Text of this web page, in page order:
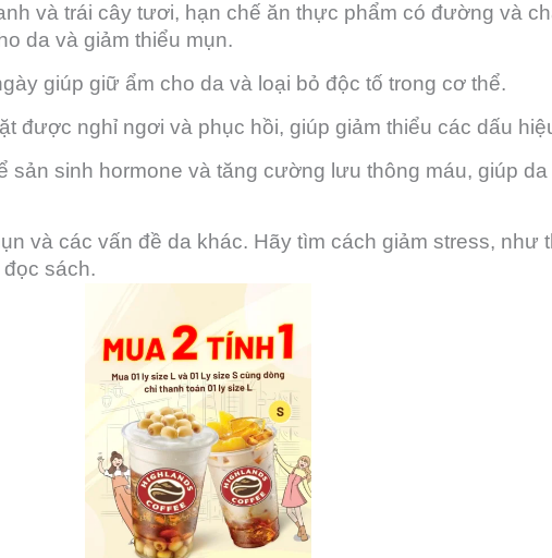
và trái cây tươi, hạn chế ăn thực phẩm có đường và
da và giảm thiểu mụn.
giúp giữ ẩm cho da và loại bỏ độc tố trong cơ thể.
được nghỉ ngơi và phục hồi, giúp giảm thiểu các dấu
sản sinh hormone và tăng cường lưu thông máu, giúp
và các vấn đề da khác. Hãy tìm cách giảm stress, như
thiền hoặc đọc sách.